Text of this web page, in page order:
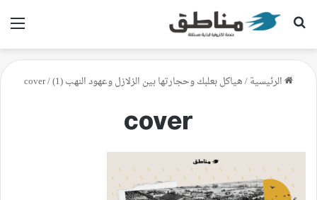
بحث عن
الرئيسية/هياكل بعلبك وحجارتها بين الزلازل وعهود النهب (1) /
cover
cover